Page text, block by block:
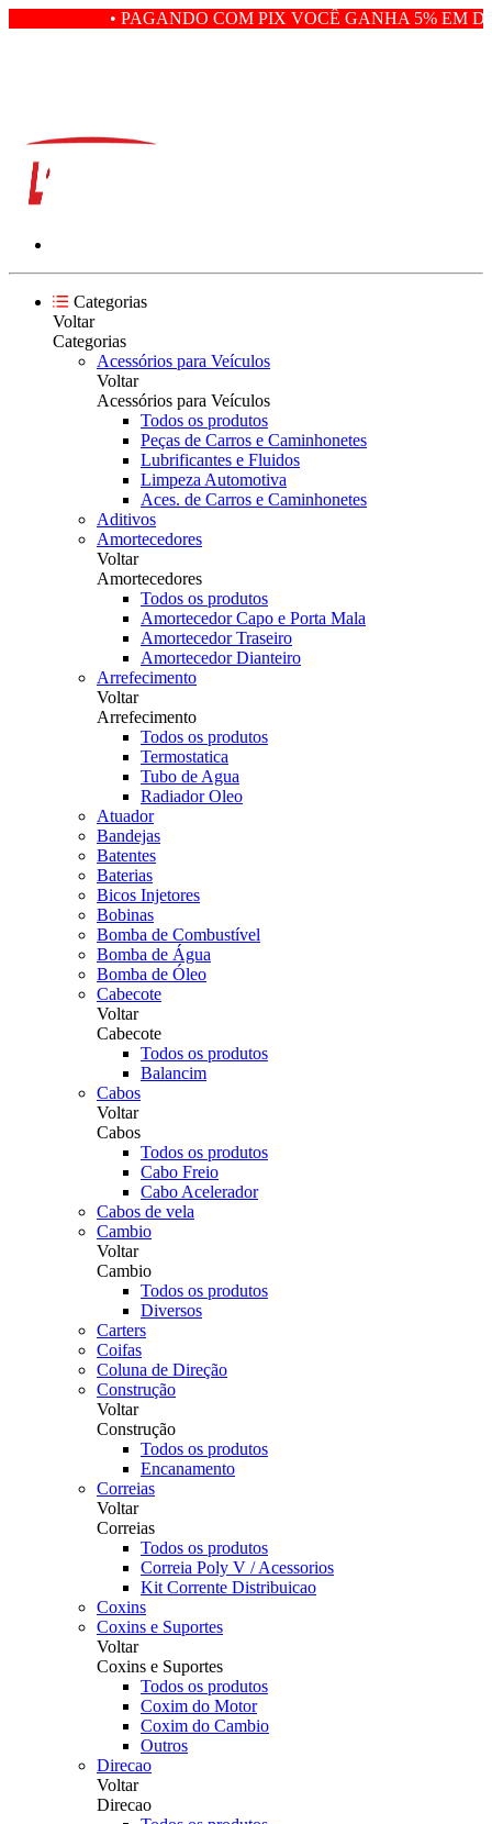
• PAGANDO COM PIX VOCÊ GANHA 5% EM
Categorias
Voltar
Categorias
Acessórios para Veículos
Voltar
Acessórios para Veículos
Todos os produtos
Peças de Carros e Caminhonetes
Lubrificantes e Fluidos
Limpeza Automotiva
Aces. de Carros e Caminhonetes
Aditivos
Amortecedores
Voltar
Amortecedores
Todos os produtos
Amortecedor Capo e Porta Mala
Amortecedor Traseiro
Amortecedor Dianteiro
Arrefecimento
Voltar
Arrefecimento
Todos os produtos
Termostatica
Tubo de Agua
Radiador Oleo
Atuador
Bandejas
Batentes
Baterias
Bicos Injetores
Bobinas
Bomba de Combustível
Bomba de Água
Bomba de Óleo
Cabecote
Voltar
Cabecote
Todos os produtos
Balancim
Cabos
Voltar
Cabos
Todos os produtos
Cabo Freio
Cabo Acelerador
Cabos de vela
Cambio
Voltar
Cambio
Todos os produtos
Diversos
Carters
Coifas
Coluna de Direção
Construção
Voltar
Construção
Todos os produtos
Encanamento
Correias
Voltar
Correias
Todos os produtos
Correia Poly V / Acessorios
Kit Corrente Distribuicao
Coxins
Coxins e Suportes
Voltar
Coxins e Suportes
Todos os produtos
Coxim do Motor
Coxim do Cambio
Outros
Direcao
Voltar
Direcao